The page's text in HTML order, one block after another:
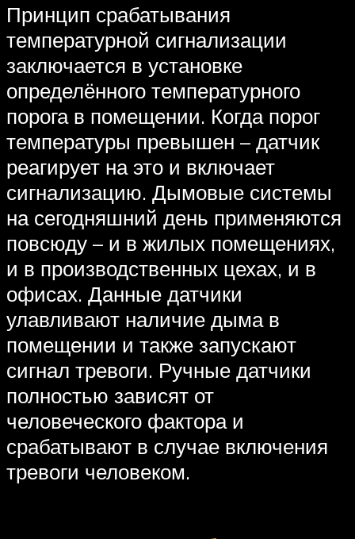
Принцип срабатывания
температурной сигнализации
заключается в установке
определённого температурного
порога в помещении. Когда порог
температуры превышен – датчик
реагирует на это и включает
сигнализацию. Дымовые системы
на сегодняшний день применяются
повсюду – и в жилых помещениях,
и в производственных цехах, и в
офисах. Данные датчики
улавливают наличие дыма в
помещении и также запускают
сигнал тревоги. Ручные датчики
полностью зависят от
человеческого фактора и
срабатывают в случае включения
тревоги человеком.